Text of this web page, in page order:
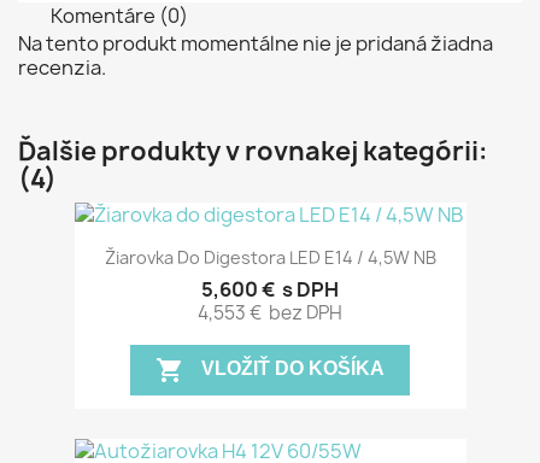
Komentáre (0)
Na tento produkt momentálne nie je pridaná žiadna
recenzia.
Ďalšie produkty v rovnakej kategórii:
(4)
Žiarovka Do Digestora LED E14 / 4,5W NB
5,600 € s DPH
4,553 € bez DPH
shopping_cart VLOŽIŤ DO KOŠÍKA